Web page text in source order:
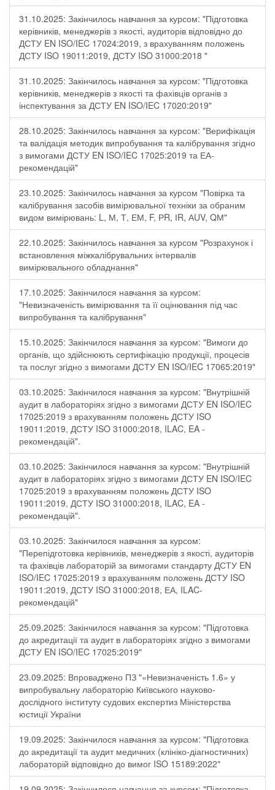
31.10.2025: Закінчилось навчання за курсом: "Підготовка
керівників, менеджерів з якості, аудиторів відповідно до
ДСТУ EN ISO/IEC 17024:2019, з врахуванням положень
ДСТУ ISO 19011:2019, ДСТУ ISO 31000:2018 "
31.10.2025: Закінчилось навчання за курсом: "Підготовка
керівників, менеджерів з якості та фахівців органів з
інспектування за ДСТУ EN ISO/IEC 17020:2019"
28.10.2025: Закінчилось навчання за курсом: "Верифікація
та валідація методик випробування та калібрування згідно
з вимогами ДСТУ EN ISO/IEC 17025:2019 та ЕА-
рекомендацій"
23.10.2025: Закінчилось навчання за курсом "Повірка та
калібрування засобів вимірювальної техніки за обраним
видом вимірювань: L, М, Т, ЕМ, F, РR, ІR, АUV, QМ"
22.10.2025: Закінчилось навчання за курсом "Розрахунок і
встановлення міжкалібрувальних інтервалів
вимірювального обладнання"
17.10.2025: Закінчилося навчання за курсом:
"Невизначеність вимірювання та її оцінювання під час
випробування та калібрування"
15.10.2025: Закінчилося навчання за курсом: "Вимоги до
органів, що здійснюють сертифікацію продукції, процесів
та послуг згідно з вимогами ДСТУ EN ISO/IEC 17065:2019"
03.10.2025: Закінчилося навчання за курсом: "Внутрішній
аудит в лабораторіях згідно з вимогами ДСТУ EN ISO/IEC
17025:2019 з врахуванням положень ДСТУ ISO
19011:2019, ДСТУ ISO 31000:2018, ILAC, EA -
рекомендацій".
03.10.2025: Закінчилося навчання за курсом: "Внутрішній
аудит в лабораторіях згідно з вимогами ДСТУ EN ISO/IEC
17025:2019 з врахуванням положень ДСТУ ISO
19011:2019, ДСТУ ISO 31000:2018, ILAC, EA -
рекомендацій".
03.10.2025: Закінчилося навчання за курсом:
"Перепідготовка керівників, менеджерів з якості, аудиторів
та фахівців лабораторій за вимогами стандарту ДСТУ EN
ISO/IEC 17025:2019 з врахуванням положень ДСТУ ISO
19011:2019, ДСТУ ISO 31000:2018, ЕА, ILAC-
рекомендацій"
25.09.2025: Закінчилося навчання за курсом: "Підготовка
до акредитації та аудит в лабораторіях згідно з вимогами
ДСТУ EN ISO/IEC 17025:2019"
23.09.2025: Впроваджено ПЗ "«Невизначеність 1.6» у
випробувальну лабораторію Київського науково-
дослідного інституту судових експертиз Міністерства
юстиції України
19.09.2025: Закінчилося навчання за курсом: "Підготовка
до акредитації та аудит медичних (клініко-діагностичних)
лабораторій відповідно до вимог ISO 15189:2022"